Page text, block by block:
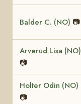
Balder C. (NO) 📷
Arverud Lisa (NO)
📷
Holter Odin (NO)
📷